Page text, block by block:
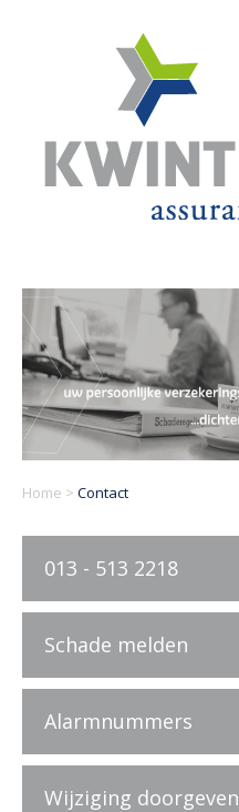
Home > Contact
013 - 513 2218
Schade melden
Alarmnummers
Wijziging doorgeven